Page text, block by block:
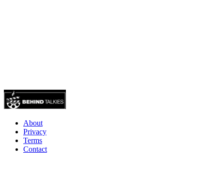
About
Privacy
Terms
Contact